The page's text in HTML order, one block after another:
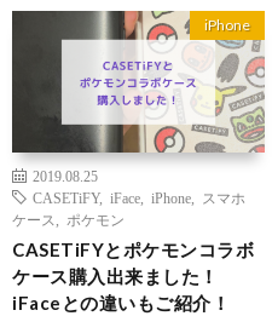
iPhone
2019.08.25
CASETiFY, iFace iPhone
スマホ
ケース
ポケモン
CASETiFYとポケモンコラボ
ケース購入出来ました！
iFaceとの違いもご紹介！